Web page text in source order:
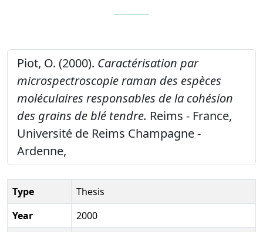
Piot, O. (2000). Caractérisation par
microspectroscopie raman des espèces
moléculaires responsables de la cohésion
des grains de blé tendre. Reims - France,
Université de Reims Champagne -
Ardenne,
Type
Thesis
Year
2000